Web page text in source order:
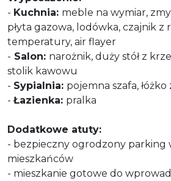
- Kuchnia: meble na wymiar,
płyta gazowa, lodówka, czajnik z
temperatury, air flayer
- Salon: narożnik, duży stół z
stolik kawowu
- Sypialnia: pojemna szafa, łóżko
- Łazienka: pralka
Dodatkowe atuty:
- bezpieczny ogrodzony parking
mieszkańców
- mieszkanie gotowe do